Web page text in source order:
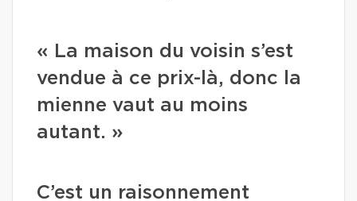
« La maison du voisin s’est
vendue à ce prix-là, donc la
mienne vaut au moins
autant. »
C’est un raisonnement